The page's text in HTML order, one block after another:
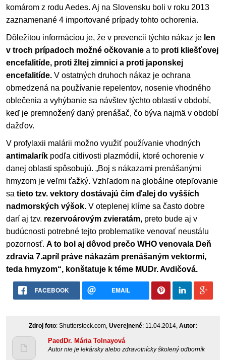
komárom z rodu Aedes. Aj na Slovensku boli v roku 2013
zaznamenané 4 importované prípady tohto ochorenia.
Dôležitou informáciou je, že v prevencii týchto nákaz je len
v troch prípadoch možné očkovanie a to proti kliešťovej
encefalitíde, proti žltej zimnici a proti japonskej
encefalitíde. V ostatných druhoch nákaz je ochrana
obmedzená na používanie repelentov, nosenie vhodného
oblečenia a vyhýbanie sa návštev týchto oblastí v období,
keď je premnožený daný prenášač, čo býva najmä v období
dažďov.
V profylaxii malárii možno využiť používanie vhodných
antimalarík podľa citlivosti plazmódií, ktoré ochorenie v
danej oblasti spôsobujú. „Boj s nákazami prenášanými
hmyzom je veľmi ťažký. Vzhľadom na globálne otepľovanie
sa tieto tzv. vektory dostávajú čím ďalej do vyšších
nadmorských výšok. V oteplenej klíme sa často dobre
darí aj tzv. rezervoárovým zvieratám, preto bude aj v
budúcnosti potrebné tejto problematike venovať neustálu
pozornosť. A to bol aj dôvod prečo WHO venovala Deň
zdravia 7.apríl práve nákazám prenášaným vektormi,
teda hmyzom“, konštatuje k téme MUDr. Avdičová.
FACEBOOK EMAIL
Zdroj foto: Shutterstock.com, Uverejnené: 11.04.2014, Autor:
PaedDr. Mária Tolnayová
Autor nie je lekársky alebo zdravotnícky školený odborník